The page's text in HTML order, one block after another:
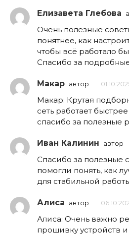
Елизавета Глебова
Очень полезные
понятнее, как
чтобы всё работало
Спасибо за
Макар автор
Макар: Крутая
сеть работает
спасибо за полезные
Иван Калинин автор
Спасибо за полезные
помогли понять, как
для стабильной
Алиса автор
Алиса: Очень важно
прошивку устройств и